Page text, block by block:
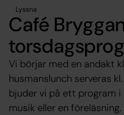
Lyssna
Café
Vi börjar med en andakt
husmanslunch serveras kl.
bjuder vi på ett program i
musik eller en